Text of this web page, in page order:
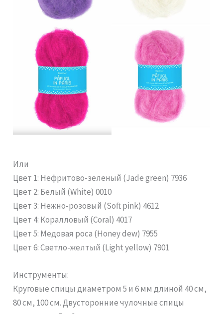
Или
Цвет 1: Нефритово-зеленый (Jade green) 7936
Цвет 2: Белый (White) 0010
Цвет 3: Нежно-розовый (Soft pink) 4612
Цвет 4: Коралловый (Coral) 4017
Цвет 5: Медовая роса (Honey dew) 7955
Цвет 6: Светло-желтый (Light yellow) 7901
Инструменты:
Круговые спицы диаметром 5 и 6 мм длиной 40 см,
80 см, 100 см. Двусторонние чулочные спицы